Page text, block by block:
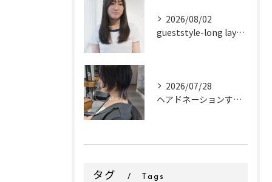
2026/08/02
gueststyle-long layer-
2026/07/28
ヘアドネーションするお客様✂
タグ Tags